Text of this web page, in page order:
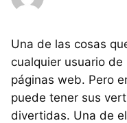
Una de las cosas
cualquier usuario
páginas web. Pero
puede tener sus
divertidas. Una de